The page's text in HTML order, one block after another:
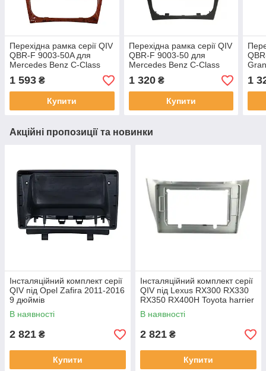
Перехідна рамка серії QIV
QBR-F 9003-50A для
Mercedes Benz C-Class
W203 2000-2004, G-Class
(W463) 1998-2006 (F3) 9
дюймів
1 593 ₴
Купити
Перехідна рамка серії QIV
QBR-F 9003-50 для
Mercedes Benz C-Class
W203 2000-2004, G-Class
(W463) 1998-2006 (F1) 9
дюймів
1 320₴
Купити
1
Акційні пропозиції та новинки
Інсталяційний комплект серії
QIV під Opel Zafira 2011-2016
9 дюймів
В наявності
2 821 ₴
Купити
Інсталяційний комплект серії
QIV під Lexus RX300 RX330
RX350 RX400H Toyota harrier
2003-2009 (F2) 10 дюймів
В наявності
2 821 ₴
Купити